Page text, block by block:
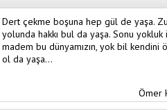
Dert çekme boşuna hep gül de yaşa.
yolunda hakkı bul da yaşa. Sonu yokluk
madem bu dünyamızın, yok bil kendini
ol da yaşa…
Ömer